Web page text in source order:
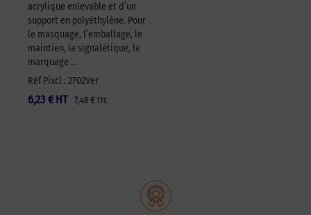
acrylique enlevable et d’un
support en polyéthylène. Pour
le masquage, l’emballage, le
maintien, la signalétique, le
marquage …
Réf Pixcl : 2702Ver
6,23 € 7,48 € TTC
HT